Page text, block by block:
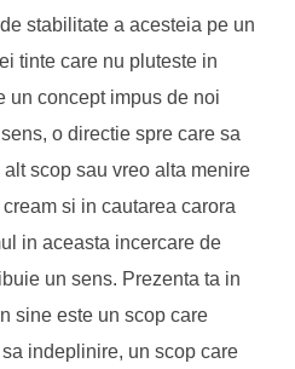
stabilitate a acesteia pe un
tinte care nu pluteste in
un concept impus de noi
o directie spre care sa
scop sau vreo alta menire
si in cautarea carora
in aceasta incercare de
un sens. Prezenta ta in
sine este un scop care
indeplinire, un scop care